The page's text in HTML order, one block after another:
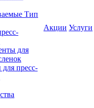
Тип
для
пресс-
Акции Услуги